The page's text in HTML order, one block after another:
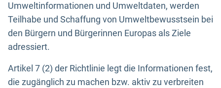
Umweltinformationen und Umweltdaten, werden
Teilhabe und Schaffung von Umweltbewusstsein bei
den Bürgern und Bürgerinnen Europas als Ziele
adressiert.
Artikel 7 (2) der Richtlinie legt die Informationen fest,
die zugänglich zu machen bzw. aktiv zu verbreiten